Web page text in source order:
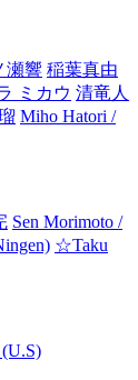
瀬響 稲葉真由
ミカウ 清竜人
Miho Hatori /
Sen Morimoto /
☆Taku